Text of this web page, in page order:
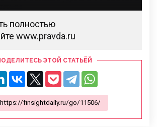
полностью
www.pravda.ru
ЭТОЙ СТАТЬЁЙ